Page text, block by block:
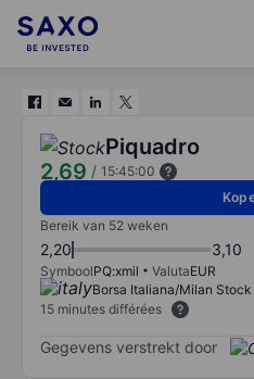
Piquadro
2,69 / 15:45:00
Bereik van 52 weken
2,20 3,10
SymboolPQ:xmil ValutaEUR
Borsa Italiana/Milan
15 minutes différées
Gegevens verstrekt door